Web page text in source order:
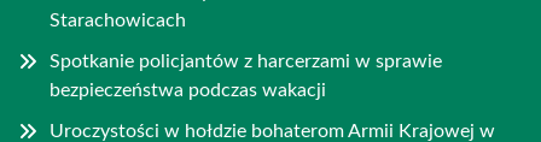
Starachowicach
Spotkanie policjantów z harcerzami w sprawie
bezpieczeństwa podczas wakacji
Uroczystości w hołdzie bohaterom Armii Krajowej w